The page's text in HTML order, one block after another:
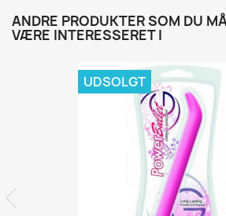
ANDRE PRODUKTER SOM DU
VÆRE INTERESSERET I
UDSOLGT